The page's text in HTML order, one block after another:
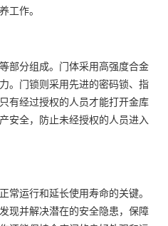
工作。
部分组成。门体采用高强度合金
。门锁则采用先进的密码锁、指
有经过授权的人员才能打开金库
安全，防止未经授权的人员进入
常运行和延长使用寿命的关键。
现并解决潜在的安全隐患，保障